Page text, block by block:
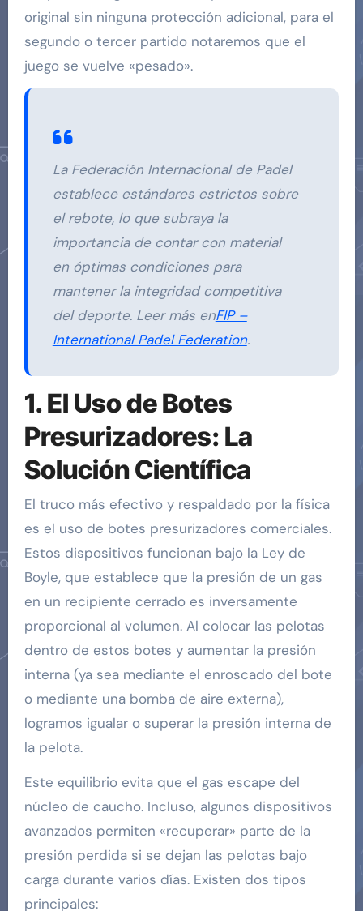
original sin ninguna protección adicional, para el
segundo o tercer partido notaremos que el
juego se vuelve «pesado».
La Federación Internacional de Padel
establece estándares estrictos sobre
el rebote, lo que subraya la
importancia de contar con material
en óptimas condiciones para
mantener la integridad competitiva
del deporte. Leer más enFIP –
International Padel Federation.
1. El Uso de Botes
Presurizadores: La
Solución Científica
El truco más efectivo y respaldado por la física
es el uso de botes presurizadores comerciales.
Estos dispositivos funcionan bajo la Ley de
Boyle, que establece que la presión de un gas
en un recipiente cerrado es inversamente
proporcional al volumen. Al colocar las pelotas
dentro de estos botes y aumentar la presión
interna (ya sea mediante el enroscado del bote
o mediante una bomba de aire externa),
logramos igualar o superar la presión interna de
la pelota.
Este equilibrio evita que el gas escape del
núcleo de caucho. Incluso, algunos dispositivos
avanzados permiten «recuperar» parte de la
presión perdida si se dejan las pelotas bajo
carga durante varios días. Existen dos tipos
principales: